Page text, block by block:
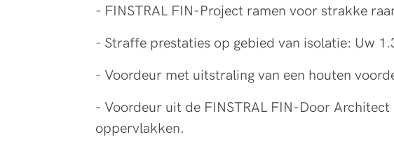
- FINSTRAL FIN-Project ramen voor strakke
- Straffe prestaties op gebied van isolatie: Uw
- Voordeur met uitstraling van een houten
- Voordeur uit de FINSTRAL FIN-Door
oppervlakken.